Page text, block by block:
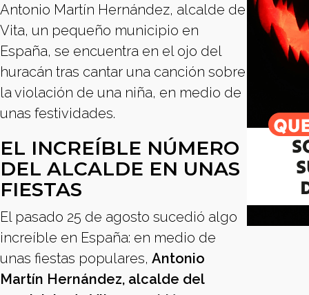
Antonio Martín Hernández, alcalde de
Vita, un pequeño municipio en
España, se encuentra en el ojo del
huracán tras cantar una canción sobre
la violación de una niña, en medio de
unas festividades.
EL INCREÍBLE NÚMERO
DEL ALCALDE EN UNAS
FIESTAS
El pasado 25 de agosto sucedió algo
increíble en España: en medio de
unas fiestas populares, Antonio
Martín Hernández, alcalde del